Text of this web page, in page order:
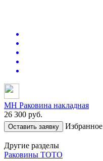
MH Раковина накладная
26 300 руб.
Оставить заявку Избранное
Другие разделы
Раковины TOTO